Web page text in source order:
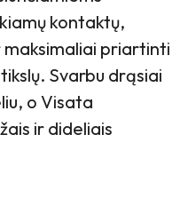
kontaktų,
priartinti
Svarbu drąsiai
o Visata
ir dideliais